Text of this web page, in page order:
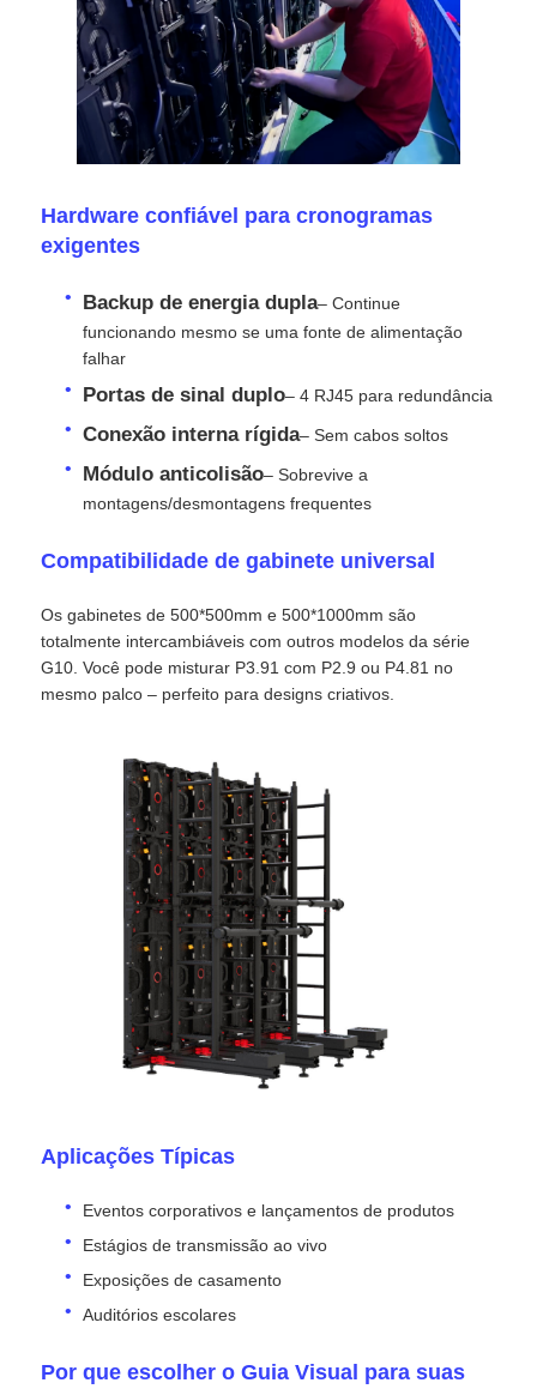
Solicitar Orçamento
Vídeo Wall Display de LED
Tela da tela LED
Tela do diodo emissor de luz do concerto
Aluguer de ecrãs de LED
Parede de vídeo led de cobra
Exibição de LED transparente
Painel de exibição LED exterior
Hardware confiável para cronogramas
exigentes
Backup de energia dupla– Continue
funcionando mesmo se uma fonte de alimentação
falhar
Portas de sinal duplo– 4 RJ45 para redundância
Conexão interna rígida– Sem cabos soltos
Módulo anticolisão– Sobrevive a
montagens/desmontagens frequentes
Compatibilidade de gabinete universal
Os gabinetes de 500*500mm e 500*1000mm são
totalmente intercambiáveis ​​com outros modelos da série
G10. Você pode misturar P3.91 com P2.9 ou P4.81 no
mesmo palco – perfeito para designs criativos.
Aplicações Típicas
Eventos corporativos e lançamentos de produtos
Estágios de transmissão ao vivo
Exposições de casamento
Auditórios escolares
Por que escolher o Guia Visual para suas